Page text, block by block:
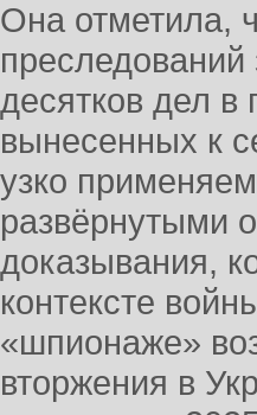
Она отметила,
преследований
десятков дел в
вынесенных к
узко
развёрнутыми
доказывания,
контексте
«шпионаже»
вторжения в